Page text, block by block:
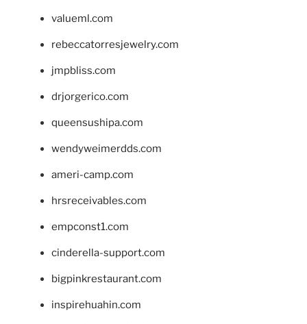
valueml.com
rebeccatorresjewelry.com
jmpbliss.com
drjorgerico.com
queensushipa.com
wendyweimerdds.com
ameri-camp.com
hrsreceivables.com
empconst1.com
cinderella-support.com
bigpinkrestaurant.com
inspirehuahin.com